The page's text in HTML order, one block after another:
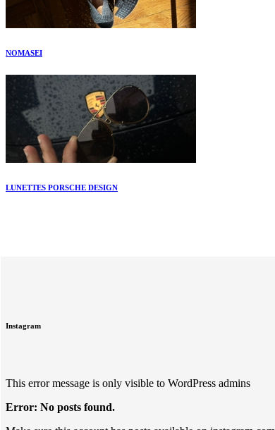
NOMASEI
LUNETTES PORSCHE DESIGN
Instagram
This error message is only visible to WordPress admins
Error: No posts found.